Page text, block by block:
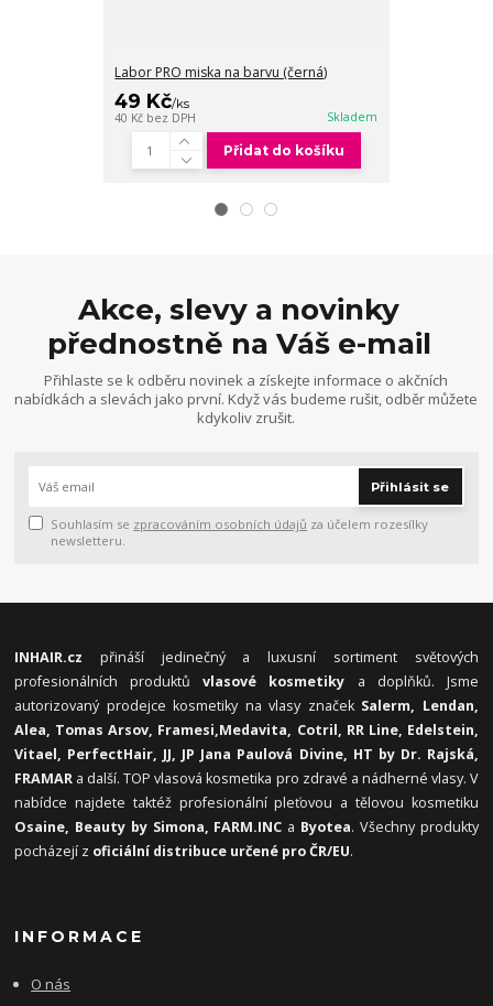
Labor PRO miska na barvu (černá)
49 Kč/ks
40 Kč bez DPH Skladem
Přidat do košíku
Akce, slevy a novinky
přednostně na Váš e-mail
Přihlaste se k odběru novinek a získejte informace o akčních
nabídkách a slevách jako první. Když vás budeme rušit, odběr můžete
kdykoliv zrušit.
Přihlásit se
Souhlasím se zpracováním osobních údajů za účelem rozesílky
newsletteru.
INHAIR.cz přináší jedinečný a luxusní sortiment světových
profesionálních produktůvlasové kosmetiky a doplňků. Jsme
autorizovaný prodejce kosmetiky na vlasy značek Salerm, Lendan,
Alea, Tomas Arsov, Framesi,Medavita, Cotril, RR Line, Edelstein,
Vitael, PerfectHair, JJ, JP Jana Paulová Divine, HT by Dr. Rajská,
FRAMAR a další. TOP vlasová kosmetika pro zdravé a nádherné vlasy. V
nabídce najdete taktéž profesionální pleťovou a tělovou kosmetiku
Osaine, Beauty by Simona, FARM.INC a Byotea. Všechny produkty
pocházejí z oficiální distribuce určené pro ČR/EU.
INFORMACE
O nás